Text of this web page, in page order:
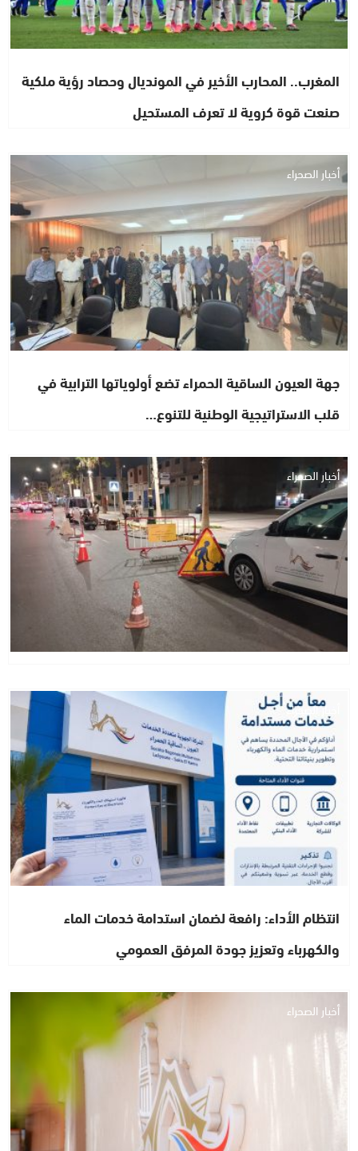
المغرب.. المحارب الأخير في المونديال وحصاد رؤية ملكية
صنعت قوة كروية لا تعرف المستحيل
أخبار الصحراء
جهة العيون الساقية الحمراء تضع أولوياتها الترابية في
قلب الاستراتيجية الوطنية للتنوع…
أخبار الصحراء
أخبار الصحراء
انتظام الأداء: رافعة لضمان استدامة خدمات الماء
والكهرباء وتعزيز جودة المرفق العمومي
أخبار الصحراء